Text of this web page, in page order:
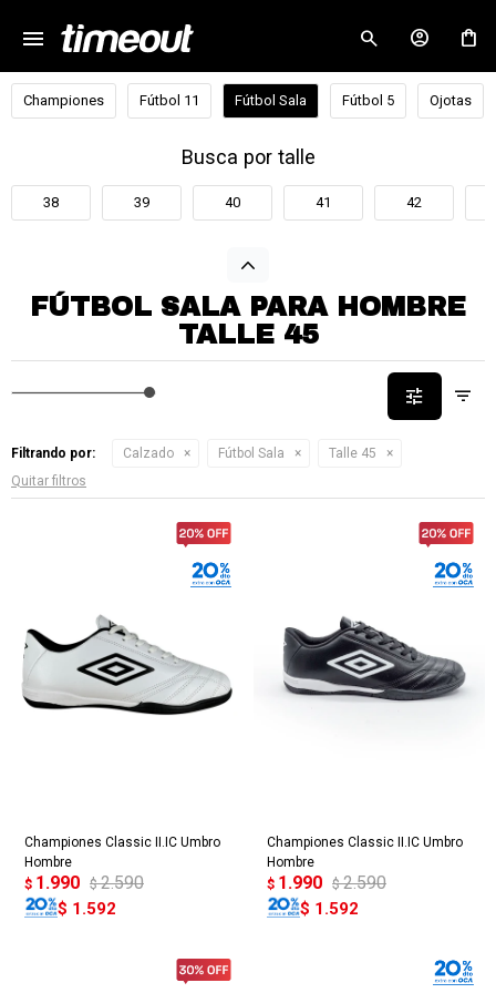
menu
Championes Fútbol 11 Fútbol Sala Fútbol 5 Ojotas
Busca por talle
38 39 40 41 42
FÚTBOL SALA PARA HOMBRE
TALLE 45
Filtrando por: Calzado Fútbol Sala
Talle 45
Quitar filtros
Championes Classic II.IC Umbro
Hombre
$ 1.990 $ 2.590
$ 1.592
Championes Classic II.IC Umbro
Hombre
$ 1.990 $ 2.590
$ 1.592